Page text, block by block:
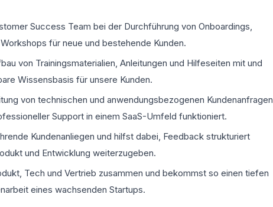
Success Team bei der Durchführung von Onboardings,
für neue und bestehende Kunden.
von Trainingsmaterialien, Anleitungen und Hilfeseiten mit und
Wissensbasis für unsere Kunden.
von technischen und anwendungsbezogenen Kundenanfragen
Support in einem SaaS-Umfeld funktioniert.
Kundenanliegen und hilfst dabei, Feedback strukturiert
und Entwicklung weiterzugeben.
Tech und Vertrieb zusammen und bekommst so einen tiefen
eines wachsenden Startups.